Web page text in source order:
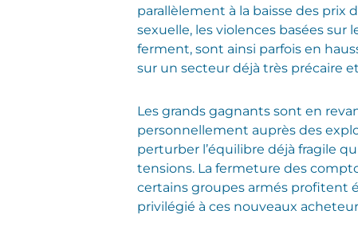
parallèlement à la baisse des prix
sexuelle, les violences basées sur
ferment, sont ainsi parfois en
sur un secteur déjà très précaire
Les grands gagnants sont en
personnellement auprès des
perturber l’équilibre déjà fragile
tensions. La fermeture des
certains groupes armés profitent
privilégié à ces nouveaux